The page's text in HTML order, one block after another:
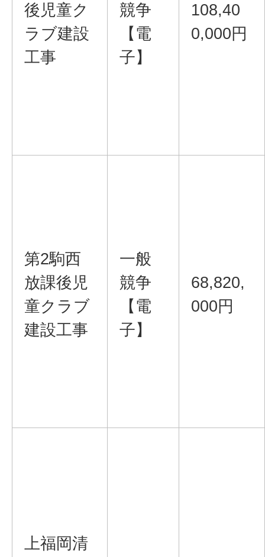
後児童ク
ラブ建設
工事
競争
【電
子】
108,40
0,000円
第2駒西
放課後児
童クラブ
建設工事
一般
競争
【電
子】
68,820,
000円
上福岡清